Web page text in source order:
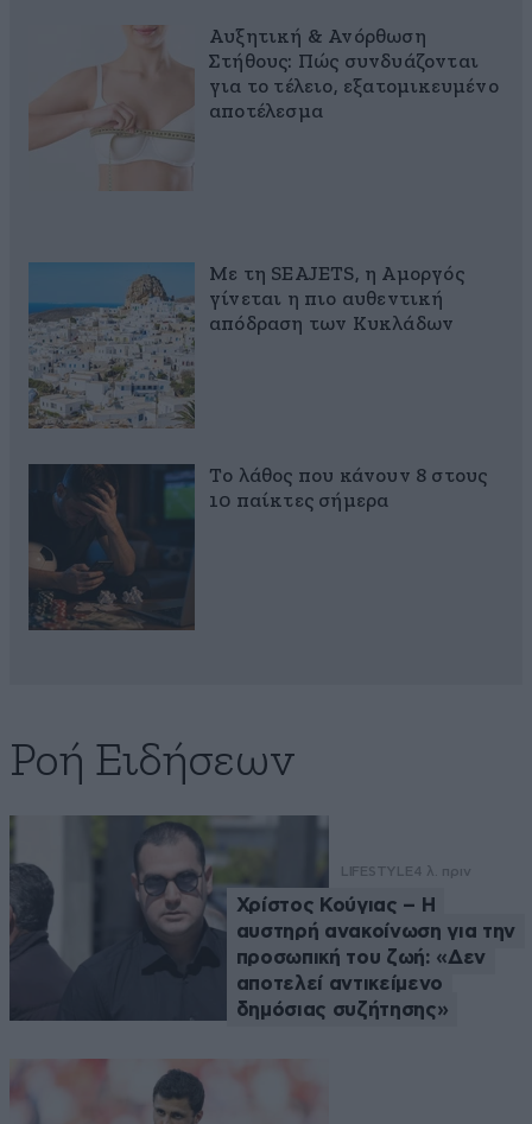
Αυξητική & Ανόρθωση
Στήθους: Πώς συνδυάζονται
για το τέλειο, εξατομικευμένο
αποτέλεσμα
Με τη SEAJETS, η Αμοργός
γίνεται η πιο αυθεντική
απόδραση των Κυκλάδων
Το λάθος που κάνουν 8 στους
10 παίκτες σήμερα
Ροή Ειδήσεων
LIFESTYLE4 λ. πριν
Χρίστος Κούγιας – Η
αυστηρή ανακοίνωση για την
προσωπική του ζωή: «Δεν
αποτελεί αντικείμενο
δημόσιας συζήτησης»